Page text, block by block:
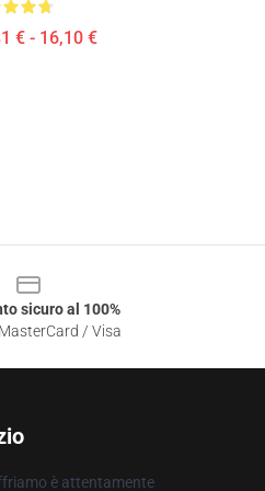
€ - 16,10 €
sicuro al 100%
/ Visa
è attentamente